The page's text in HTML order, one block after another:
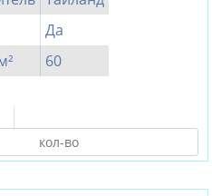
Да
60